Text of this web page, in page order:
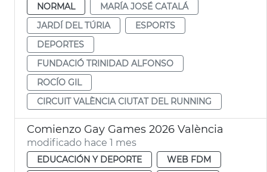
NORMAL
MARÍA JOSÉ CATALÁ
JARDÍ DEL TÚRIA
ESPORTS
DEPORTES
FUNDACIÓ TRINIDAD ALFONSO
ROCÍO GIL
CIRCUIT VALÈNCIA CIUTAT DEL RUNNING
Comienzo Gay Games 2026 València
modificado hace 1 mes
EDUCACIÓN Y DEPORTE
WEB FDM